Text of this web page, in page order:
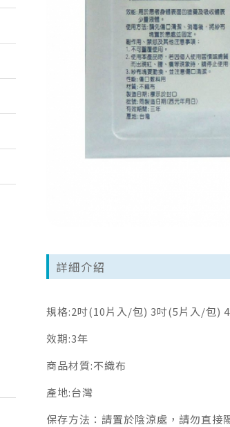
詳細介紹
規格:2吋(10片入/包) 3吋(5片入/包)
效期:3年
商品材質:不織布
產地:台灣
保存方法：請置於陰涼處，請勿直接